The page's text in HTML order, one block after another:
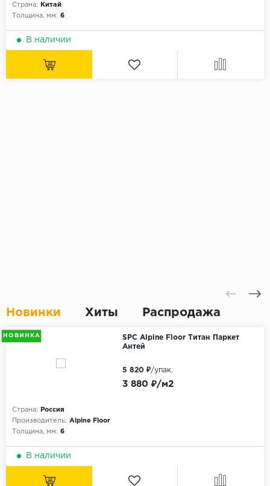
Страна:
Китай
Толщина, мм: 6
В наличии
Новинки Хиты Распродажа
НОВИНКА
SPC Alpine Floor Титан Паркет
Антей
Страна:
Россия
Производитель: Alpine Floor
Толщина, мм: 6
3 880 ₽/м2
5 820 ₽/упак.
В наличии